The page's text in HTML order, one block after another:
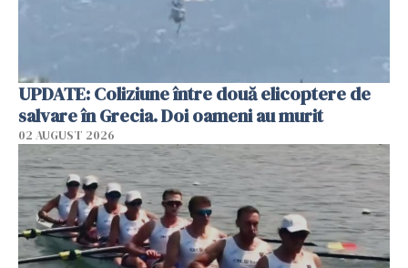
UPDATE: Coliziune între două elicoptere de
salvare în Grecia. Doi oameni au murit
02 AUGUST 2026